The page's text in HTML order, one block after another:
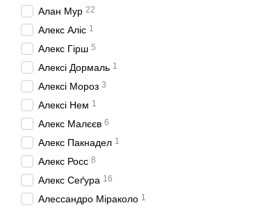
Алан Мур 22
Алекс Аліс 1
Алекс Гірш 5
Алексі Дормаль 1
Алексі Мороз 3
Алексі Нем 1
Алекс Малєєв 6
Алекс Пакнадел 1
Алекс Росс 8
Алекс Сеґура 16
Алессандро Miрaкoлo 1